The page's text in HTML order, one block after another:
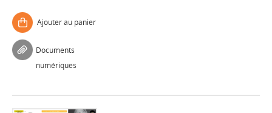
Ajouter au panier
Documents
numériques